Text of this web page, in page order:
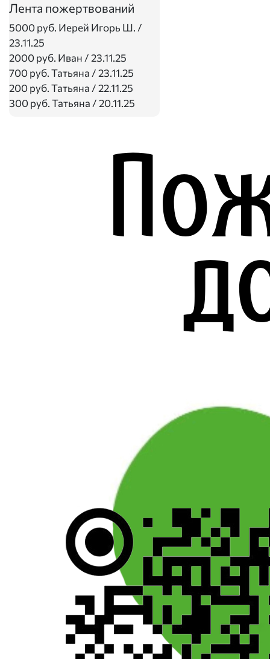
Лента пожертвований
5000 руб. Иерей Игорь Ш. /
23.11.25
2000 руб. Иван / 23.11.25
700 руб.Татьяна / 23.11.25
200 руб.Татьяна / 22.11.25
300 руб.Татьяна / 20.11.25